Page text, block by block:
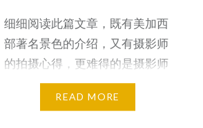
细细阅读此篇文章，既有美加西
部著名景色的介绍，又有摄影师
的拍摄心得，更难得的是摄影师
坦露出来的心境：&#822…
READ MORE